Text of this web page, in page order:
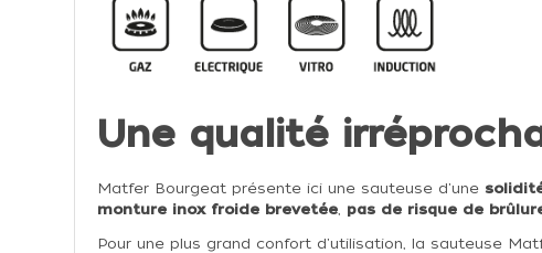
Une qualité
Matfer Bourgeat présente ici une sauteuse d'une
monture inox froide brevetée pas de risque de
Pour une plus grand confort d'utilisation, la sauteuse